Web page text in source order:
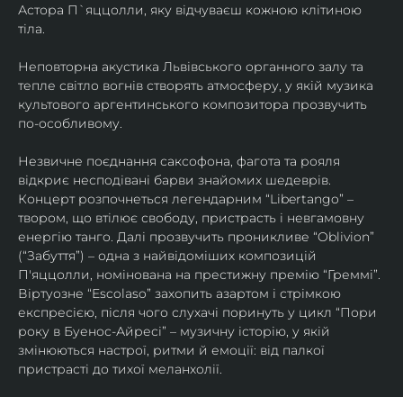
Астора П`яццолли, яку відчуваєш кожною клітиною
тіла.
Неповторна акустика Львівського органного залу та
тепле світло вогнів створять атмосферу, у якій музика
культового аргентинського композитора прозвучить
по-особливому.
Незвичне поєднання саксофона, фагота та рояля
відкриє несподівані барви знайомих шедеврів.
Концерт розпочнеться легендарним “Libertango” –
твором, що втілює свободу, пристрасть і невгамовну
енергію танго. Далі прозвучить проникливе “Oblivion”
(“Забуття”) – одна з найвідоміших композицій
П'яццолли, номінована на престижну премію “Греммі”.
Віртуозне “Escolaso” захопить азартом і стрімкою
експресією, після чого слухачі поринуть у цикл “Пори
року в Буенос-Айресі” – музичну історію, у якій
змінюються настрої, ритми й емоції: від палкої
пристрасті до тихої меланхолії.